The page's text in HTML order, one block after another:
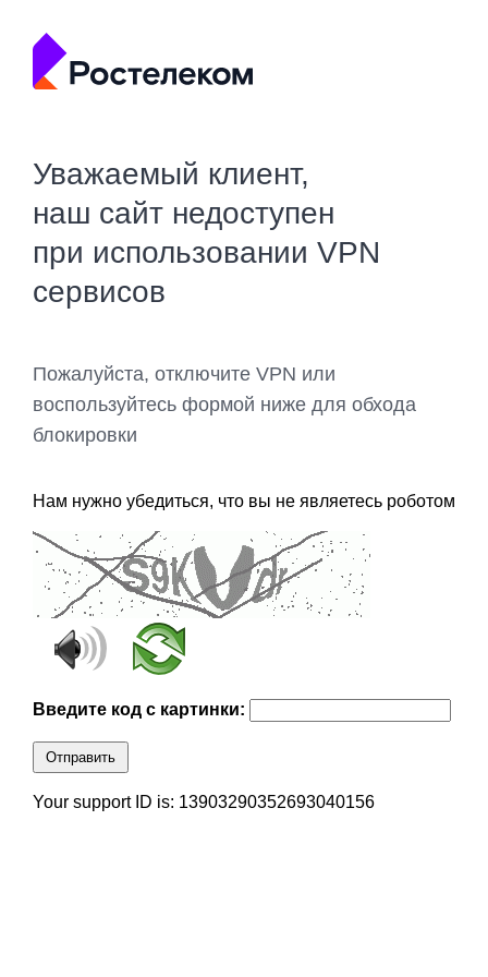
Уважаемый клиент,
наш сайт недоступен
при использовании VPN
сервисов
Пожалуйста, отключите VPN или
воспользуйтесь формой ниже для обхода
блокировки
Нам нужно убедиться, что вы не являетесь роботом
Введите код с картинки:
Отправить
Your support ID is: 13903290352693040156